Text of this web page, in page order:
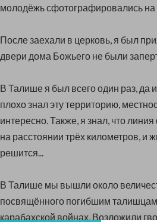
молодёжь сфотографировались на
После заехали в церковь, я был
двери дома Божьего не были
В Талише я был всего один раз, да
плохо знал эту территорию,
интересно. Также, я знал, что
на расстоянии трёх километров, и
решится...
В Талише мы вышли около
посвящённого погибшим
карабахской войнах. Возложили